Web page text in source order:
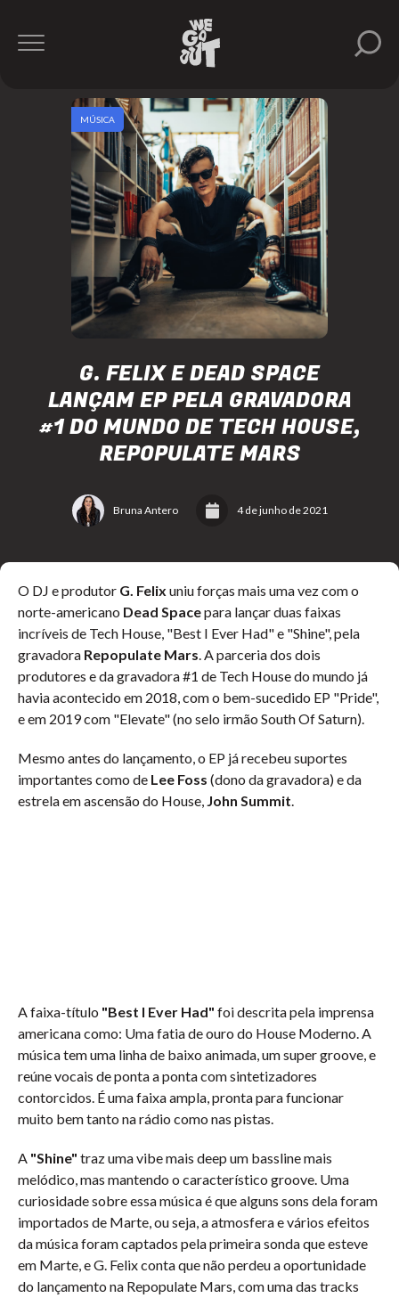
G. FELIX E DEAD SPACE
LANÇAM EP PELA GRAVADORA
#1 DO MUNDO DE TECH HOUSE,
REPOPULATE MARS
Bruna Antero 4 de junho de 2021
MÚSICA
O DJ e produtor G. Felix uniu forças mais uma vez com o
norte-americano Dead Spacepara lançar duas faixas
incríveis de Tech House, "Best I Ever Had" e "Shine", pela
gravadora Repopulate Mars. A parceria dos dois
produtores e da gravadora #1 de Tech House do mundo já
havia acontecido em 2018, com o bem-sucedido EP "Pride",
e em 2019 com "Elevate" (no selo irmão South Of Saturn).
Mesmo antes do lançamento, o EP já recebeu suportes
importantes como de Lee Foss (dono da gravadora) e da
estrela em ascensão do House, John Summit.
A faixa-título "Best I Ever Had" foi descrita pela imprensa
americana como: Uma fatia de ouro do House Moderno. A
música tem uma linha de baixo animada, um super groove, e
reúne vocais de ponta a ponta com sintetizadores
contorcidos. É uma faixa ampla, pronta para funcionar
muito bem tanto na rádio como nas pistas.
A "Shine" traz uma vibe mais deep um bassline mais
melódico, mas mantendo o característico groove. Uma
curiosidade sobre essa música é que alguns sons dela foram
importados de Marte, ou seja, a atmosfera e vários efeitos
da música foram captados pela primeira sonda que esteve
em Marte, e G. Felix conta que não perdeu a oportunidade
do lançamento na Repopulate Mars, com uma das tracks